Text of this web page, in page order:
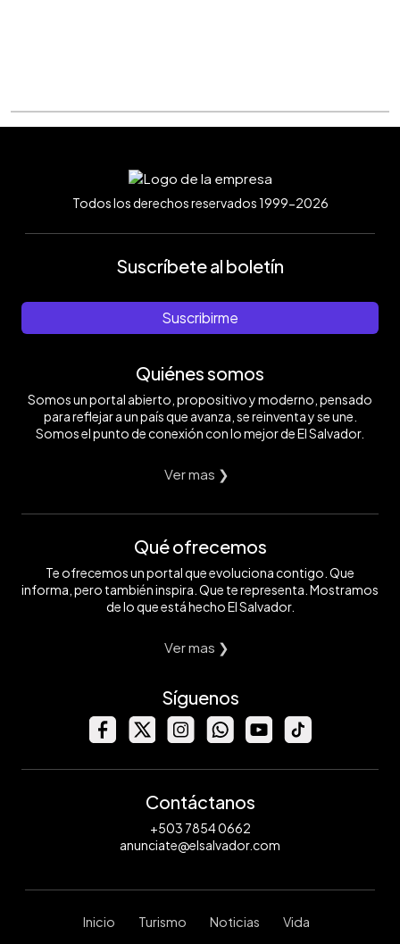
Todos los derechos reservados 1999-2026
Suscríbete al boletín
Suscribirme
Quiénes somos
Somos un portal abierto, propositivo y moderno, pensado
para reflejar a un país que avanza, se reinventa y se une.
Somos el punto de conexión con lo mejor de El Salvador.
Ver mas ❯
Qué ofrecemos
Te ofrecemos un portal que evoluciona contigo. Que
informa, pero también inspira. Que te representa. Mostramos
de lo que está hecho El Salvador.
Ver mas ❯
Síguenos
Contáctanos
+503 7854 0662
anunciate@elsalvador.com
Inicio Turismo Noticias Vida